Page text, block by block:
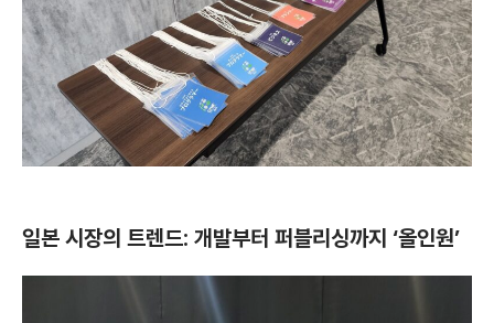
일본 시장의 트렌드: 개발부터 퍼블리싱까지 ‘올인원’